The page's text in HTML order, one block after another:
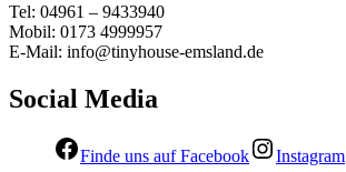
Tel: 04961 – 9433940
Mobil: 0173 4999957
E-Mail: info@tinyhouse-emsland.de
Social Media
Finde uns auf Facebook Instagram